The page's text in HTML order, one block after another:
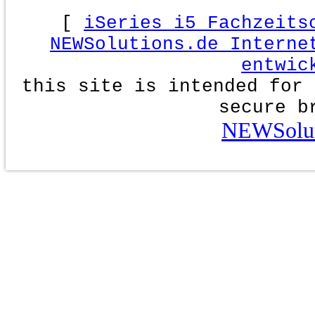
[ iSeries i5
NEWSolutions.de
this site is intended for
secure